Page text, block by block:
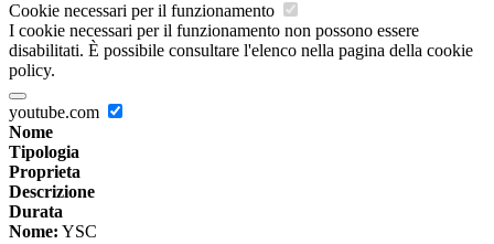
Cookie necessari per il funzionamento
I cookie necessari per il funzionamento non possono essere
disabilitati. È possibile consultare l'elenco nella pagina della cookie
policy.
youtube.com
Nome
Tipologia
Proprieta
Descrizione
Durata
Nome: YSC